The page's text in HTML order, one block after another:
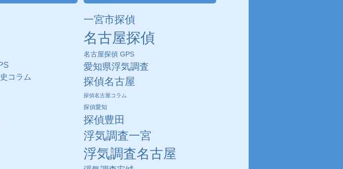
コラム
一宮市探偵
名古屋探偵
名古屋探偵 GPS
愛知県浮気調査
探偵名古屋
探偵名古屋コラム
探偵愛知
探偵豊田
浮気調査一宮
浮気調査名古屋